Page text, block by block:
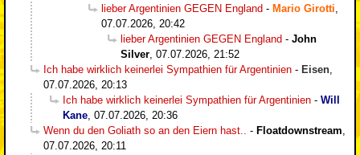
lieber Argentinien GEGEN England - Mario Girotti
07.07.2026, 20:42
lieber Argentinien GEGEN England - John
Silver 07.07.2026, 21:52
Ich habe wirklich keinerlei Sympathien für Argentinien - Eisen
07.07.2026, 20:13
Ich habe wirklich keinerlei Sympathien für Argentinien - Will
Kane 07.07.2026, 20:36
Wenn du den Goliath so an den Eiern hast..
- Floatdownstream
07.07.2026, 20:11